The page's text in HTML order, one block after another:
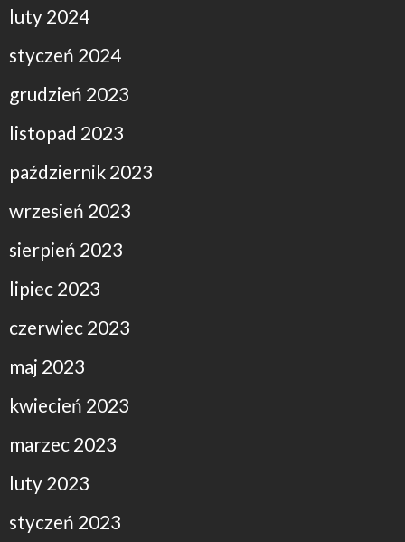
luty 2024
styczeń 2024
grudzień 2023
listopad 2023
październik 2023
wrzesień 2023
sierpień 2023
lipiec 2023
czerwiec 2023
maj 2023
kwiecień 2023
marzec 2023
luty 2023
styczeń 2023